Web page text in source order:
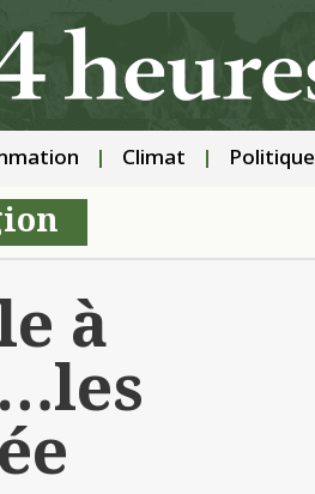
Climat Politique
à